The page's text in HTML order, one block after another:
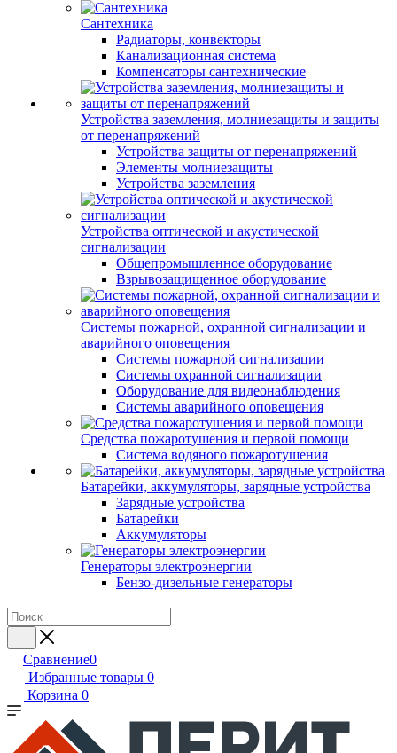
Сантехника
Радиаторы, конвекторы
Канализационная система
Компенсаторы сантехнические
Устройства заземления, молниезащиты и защиты
от перенапряжений
Устройства защиты от перенапряжений
Элементы молниезащиты
Устройства заземления
Устройства оптической и акустической
сигнализации
Общепромышленное оборудование
Взрывозащищенное оборудование
Системы пожарной, охранной сигнализации и
аварийного оповещения
Системы пожарной сигнализации
Системы охранной сигнализации
Оборудование для видеонаблюдения
Системы аварийного оповещения
Средства пожаротушения и первой помощи
Система водяного пожаротушения
Батарейки, аккумуляторы, зарядные устройства
Зарядные устройства
Батарейки
Аккумуляторы
Генераторы электроэнергии
Бензо-дизельные генераторы
Сравнение0
Избранные товары 0
Корзина 0